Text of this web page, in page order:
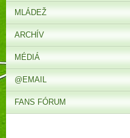
MLÁDEŽ
ARCHÍV
MÉDIÁ
@EMAIL
FANS FÓRUM